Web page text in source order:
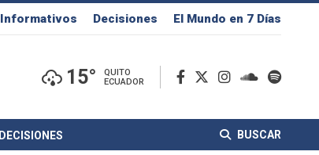
Informativos Decisiones El Mundo en 7 Días
15°
QUITO
ECUADOR
DECISIONES BUSCAR